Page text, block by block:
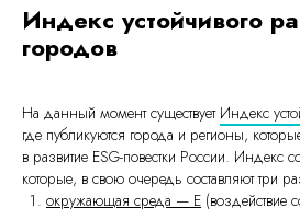
Индекс устойчивого
городов
На данный момент существует Индекс
где публикуются города и регионы,
в развитие ESG-повестки России. Индекс
которые, в свою очередь составляют три
окружающая среда — E (воздействие